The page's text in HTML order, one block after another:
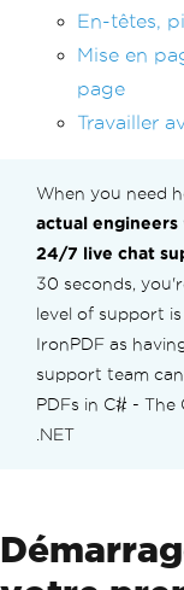
En-têtes,
Mise en
page
Travailler
When you need
actual engineers
24/7 live chat
30 seconds,
level of support
IronPDF as
support team
PDFs in C# - The
.NET